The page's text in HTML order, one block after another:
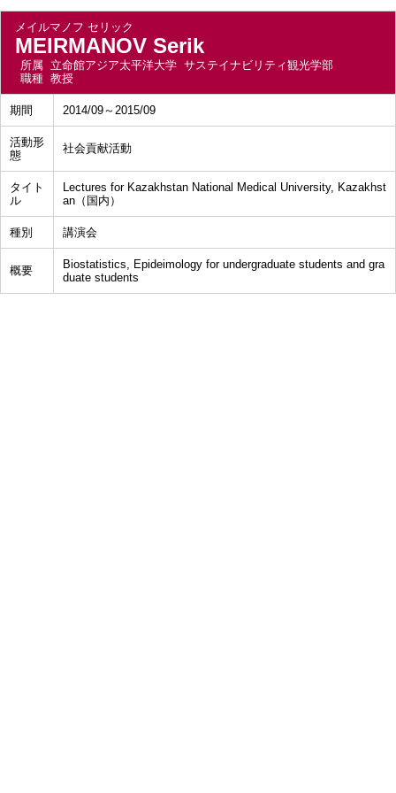
メイルマノフ セリック
MEIRMANOV Serik
所属 立命館アジア太平洋大学 サステイナビリティ観光学部
職種 教授
期間 2014/09～2015/09
活動形
態
社会貢献活動
タイト
ル
Lectures for Kazakhstan National Medical University, Kazakhst
an（国内）
種別 講演会
概要
Biostatistics, Epideimology for undergraduate students and gra
duate students